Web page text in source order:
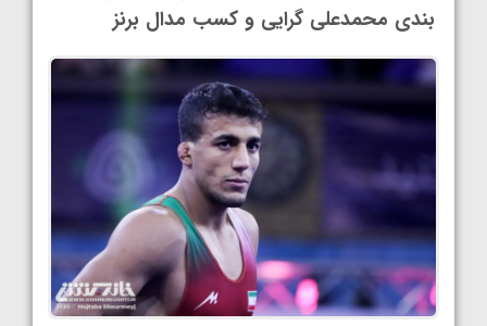
بندی محمدعلی گرایی و کسب مدال برنز